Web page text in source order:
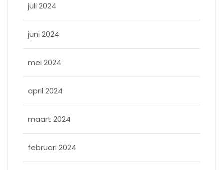
juli 2024
juni 2024
mei 2024
april 2024
maart 2024
februari 2024